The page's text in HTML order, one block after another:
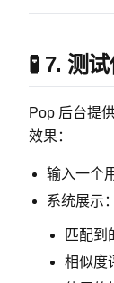
🧪 7. 测
Pop 后台提
效果：
输入一个
系统展示：
匹配到
相似度